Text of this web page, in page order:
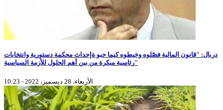
دربال: "قانون المالية فصّلوه وخيطوه كيما حبو ةإحداث محكمة دستورية وانتخابات
رئاسية مبكرة من بين أهم الحلول للأزمة السياسية"
الأربعاء، 28 ديسمبر، 2022 - 10:23